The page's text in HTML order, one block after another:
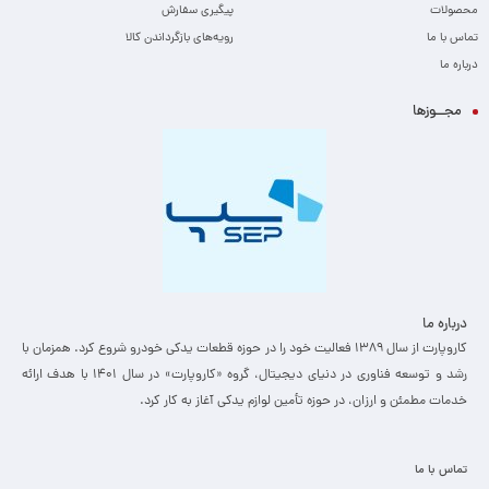
محصولات
تماس با ما
درباره ما
پیگیری سفارش
رویه‌های بازگرداندن کالا
مجــوزها
درباره ما
کاروپارت از سال ۱۳۸۹ فعالیت خود را در حوزه قطعات یدکی خودرو شروع کرد. همزمان با
رشد و توسعه فناوری در دنیای دیجیتال، گروه «کاروپارت» در سال ۱۴۰۱ با هدف ارائه
خدمات مطمئن و ارزان، ­در حوزه تأمین لوازم یدکی آغاز به کار کرد.
تماس با ما